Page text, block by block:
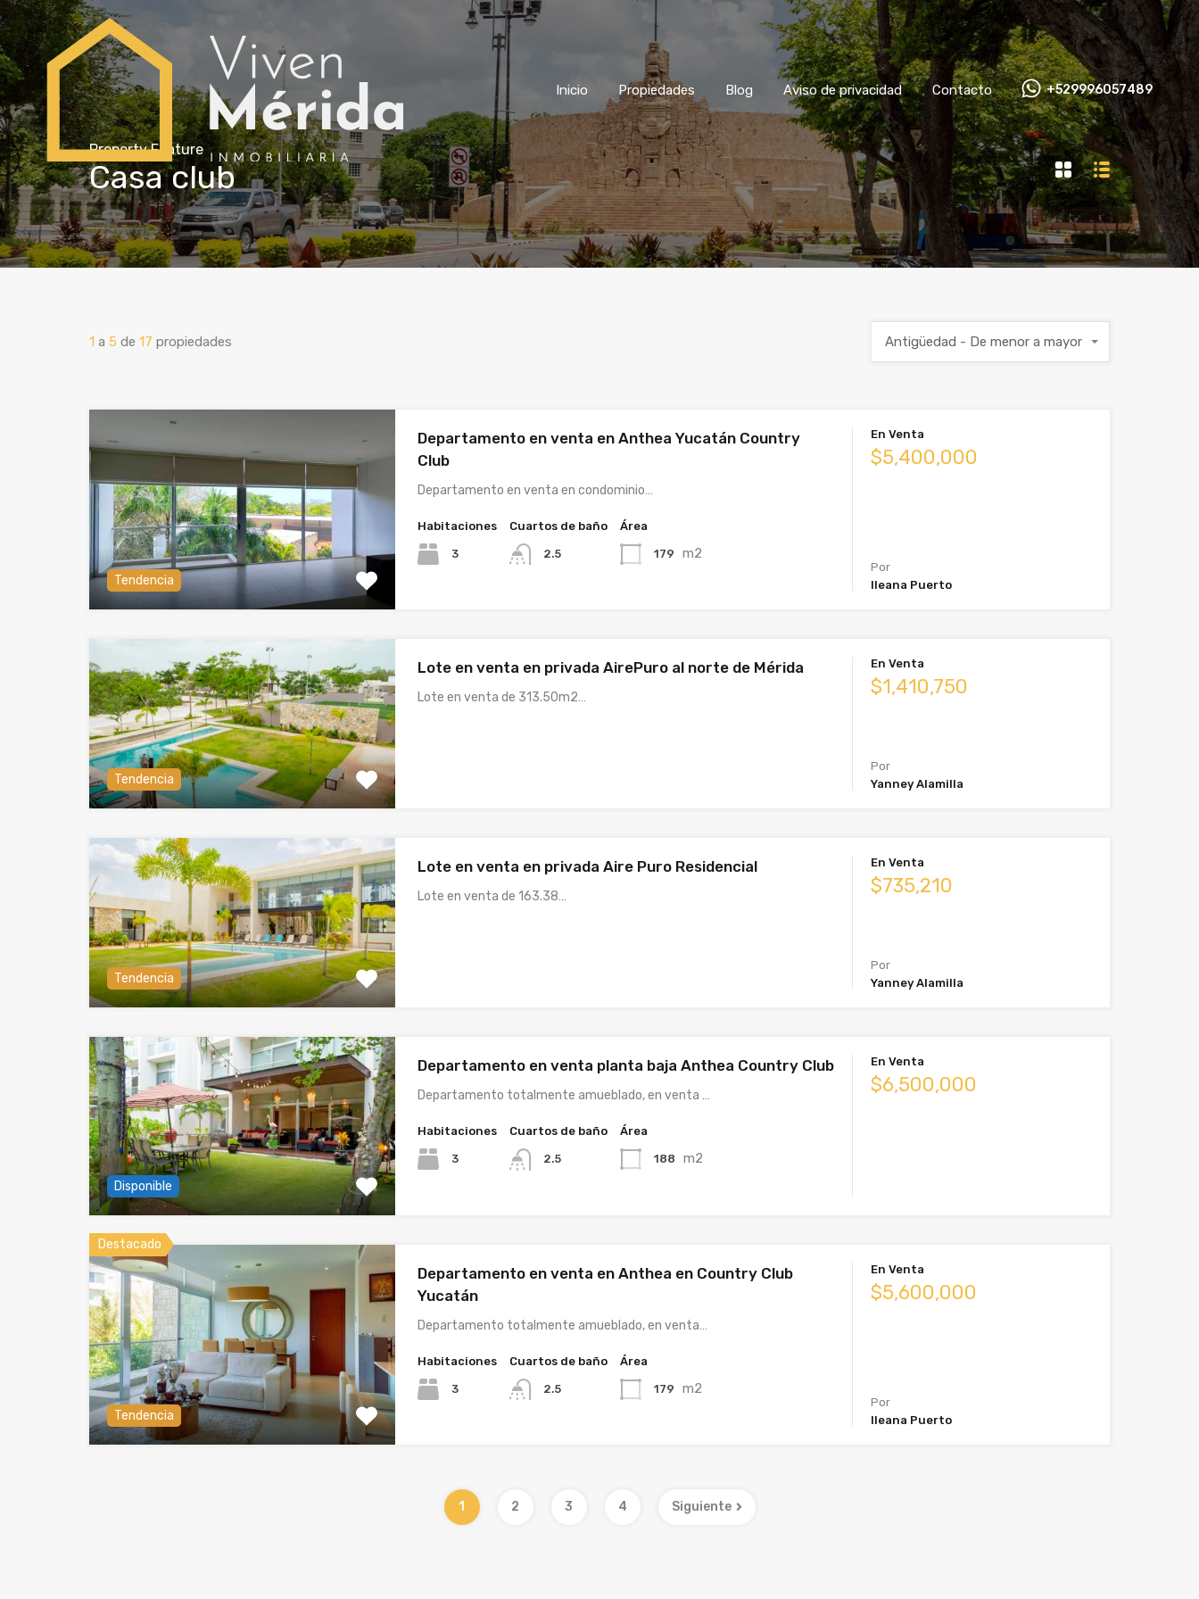
Blog Aviso de privacidad Contacto +529996057489
Inicio Propiedades Blog Aviso de privacidad Contacto +529996057489
Property Feature
Casa club
1 a 5 de 17 propiedades Antigüedad - De menor a mayor
Tendencia
Departamento en venta en Anthea Yucatán Country
Club
Departamento en venta en condominio…
Habitaciones
3
Cuartos de baño
2.5
Área
179 m2
En Venta
$5,400,000
Por
Ileana Puerto
Tendencia
Lote en venta en privada AirePuro al norte de Mérida
Lote en venta de 313.50m2…
En Venta
$1,410,750
Por
Yanney Alamilla
Tendencia
Lote en venta en privada Aire Puro Residencial
Lote en venta de 163.38…
En Venta
$735,210
Por
Yanney Alamilla
Disponible
Departamento en venta planta baja Anthea Country Club
Departamento totalmente amueblado, en venta …
Habitaciones
3
Cuartos de baño
2.5
Área
188 m2
En Venta
$6,500,000
Destacado
Tendencia
Departamento en venta en Anthea en Country Club
Yucatán
Departamento totalmente amueblado, en venta…
Habitaciones
3
Cuartos de baño
2.5
Área
179 m2
En Venta
$5,600,000
Por
Ileana Puerto
1 2 3 4 Siguiente